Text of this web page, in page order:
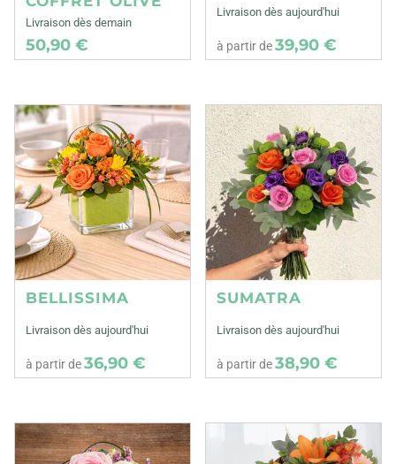
Livraison dès demain
50,90 €
Livraison dès aujourd'hui
à partir de39,90 €
BELLISSIMA
Livraison dès aujourd'hui
à partir de36,90 €
SUMATRA
Livraison dès aujourd'hui
à partir de38,90 €